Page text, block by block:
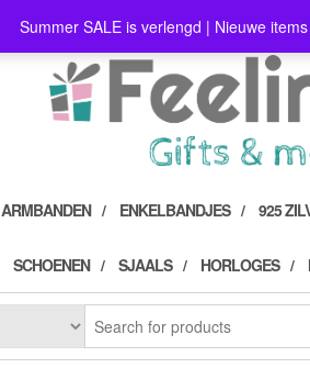
Summer SALE is verlengd | Nieuwe
ARMBANDEN ENKELBANDJES 925
SCHOENEN SJAALS HORLOGES